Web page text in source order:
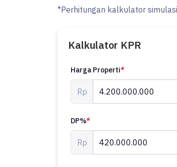
*Perhitungan kalkulator
Kalkulator KPR
Harga Properti*
Rp
DP%*
Rp